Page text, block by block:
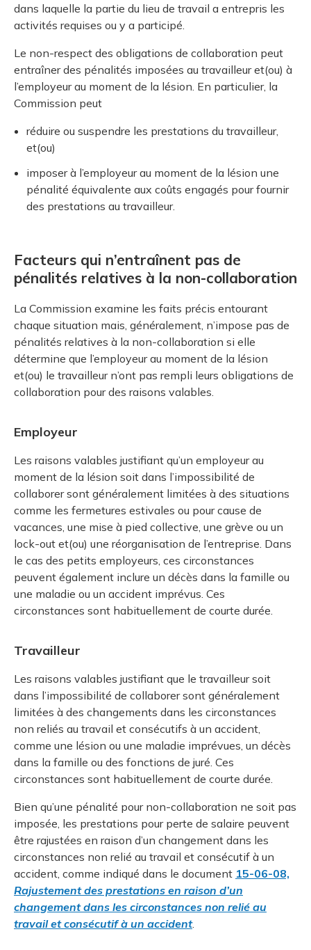
dans laquelle la partie du lieu de travail a entrepris les
activités requises ou y a participé.
Le non-respect des obligations de collaboration peut
entraîner des pénalités imposées au travailleur et(ou) à
l’employeur au moment de la lésion. En particulier, la
Commission peut
réduire ou suspendre les prestations du travailleur,
et(ou)
imposer à l’employeur au moment de la lésion une
pénalité équivalente aux coûts engagés pour fournir
des prestations au travailleur.
Facteurs qui n’entraînent pas de
pénalités relatives à la non-collaboration
La Commission examine les faits précis entourant
chaque situation mais, généralement, n’impose pas de
pénalités relatives à la non-collaboration si elle
détermine que l’employeur au moment de la lésion
et(ou) le travailleur n’ont pas rempli leurs obligations de
collaboration pour des raisons valables.
Employeur
Les raisons valables justifiant qu’un employeur au
moment de la lésion soit dans l’impossibilité de
collaborer sont généralement limitées à des situations
comme les fermetures estivales ou pour cause de
vacances, une mise à pied collective, une grève ou un
lock-out et(ou) une réorganisation de l’entreprise. Dans
le cas des petits employeurs, ces circonstances
peuvent également inclure un décès dans la famille ou
une maladie ou un accident imprévus. Ces
circonstances sont habituellement de courte durée.
Travailleur
Les raisons valables justifiant que le travailleur soit
dans l’impossibilité de collaborer sont généralement
limitées à des changements dans les circonstances
non reliés au travail et consécutifs à un accident,
comme une lésion ou une maladie imprévues, un décès
dans la famille ou des fonctions de juré. Ces
circonstances sont habituellement de courte durée.
Bien qu’une pénalité pour non-collaboration ne soit pas
imposée, les prestations pour perte de salaire peuvent
être rajustées en raison d’un changement dans les
circonstances non relié au travail et consécutif à un
accident, comme indiqué dans le document 15-06-08,
Rajustement des prestations en raison d’un
changement dans les circonstances non relié au
travail et consécutif à un accident.